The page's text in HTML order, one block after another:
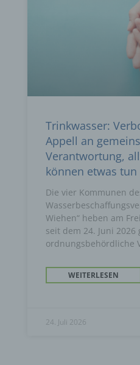
Trinkwasser:
Appell an
Verantwortung,
können etwas tun
Die vier Kommunen
Wiehen“ heben am
seit dem 24. Juni 2026
ordnungsbehördliche
WEITERLESEN
24. Juli 2026